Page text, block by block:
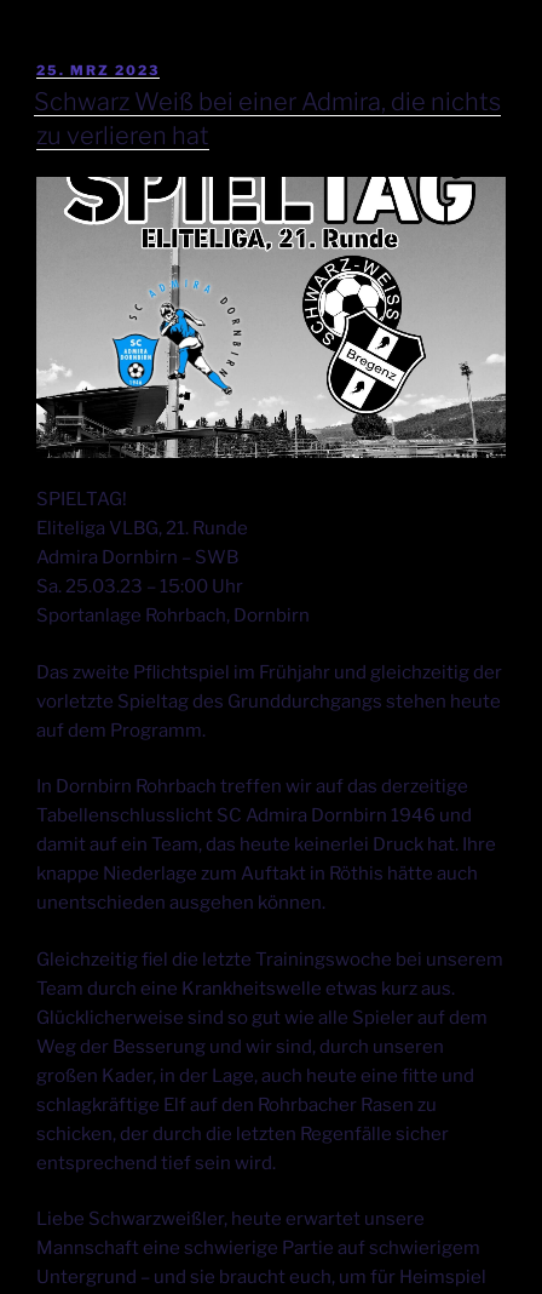
25. MRZ 2023
Schwarz Weiß bei einer Admira, die nichts
zu verlieren hat
SPIELTAG!
Eliteliga VLBG, 21. Runde
Admira Dornbirn – SWB
Sa. 25.03.23 – 15:00 Uhr
Sportanlage Rohrbach, Dornbirn
Das zweite Pflichtspiel im Frühjahr und gleichzeitig der
vorletzte Spieltag des Grunddurchgangs stehen heute
auf dem Programm.
In Dornbirn Rohrbach treffen wir auf das derzeitige
Tabellenschlusslicht SC Admira Dornbirn 1946 und
damit auf ein Team, das heute keinerlei Druck hat. Ihre
knappe Niederlage zum Auftakt in Röthis hätte auch
unentschieden ausgehen können.
Gleichzeitig fiel die letzte Trainingswoche bei unserem
Team durch eine Krankheitswelle etwas kurz aus.
Glücklicherweise sind so gut wie alle Spieler auf dem
Weg der Besserung und wir sind, durch unseren
großen Kader, in der Lage, auch heute eine fitte und
schlagkräftige Elf auf den Rohrbacher Rasen zu
schicken, der durch die letzten Regenfälle sicher
entsprechend tief sein wird.
Liebe Schwarzweißler, heute erwartet unsere
Mannschaft eine schwierige Partie auf schwierigem
Untergrund – und sie braucht euch, um für Heimspiel